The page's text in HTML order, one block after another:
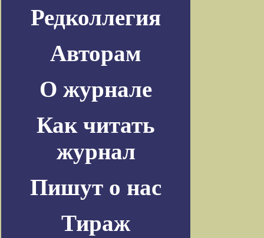
Редколлегия
Авторам
О журнале
Как читать
журнал
Пишут о нас
Тираж